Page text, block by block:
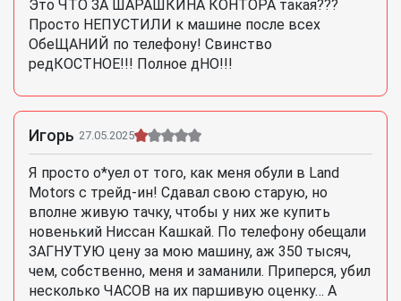
Это ЧТО ЗА ШАРАШКИНА КОНТОРА такая???
Просто НЕПУСТИЛИ к машине после всех
ОбеЩАНИЙ по телефону! Свинство
редКОСТНОЕ!!! Полное дНО!!!
Игорь 27.05.2025
Я просто о*уел от того, как меня обули в Land
Motors с трейд-ин! Сдавал свою старую, но
вполне живую тачку, чтобы у них же купить
новенький Ниссан Кашкай. По телефону обещали
ЗАГНУТУЮ цену за мою машину, аж 350 тысяч,
чем, собственно, меня и заманили. Приперся, убил
несколько ЧАСОВ на их паршивую оценку… А